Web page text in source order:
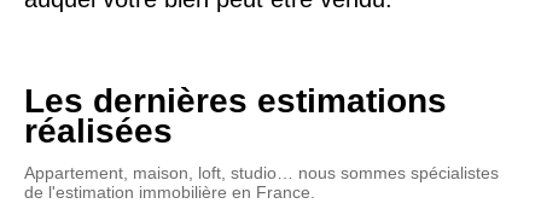
Les dernières estimations
réalisées
Appartement, maison, loft, studio… nous sommes spécialistes
de l'estimation immobilière en France.